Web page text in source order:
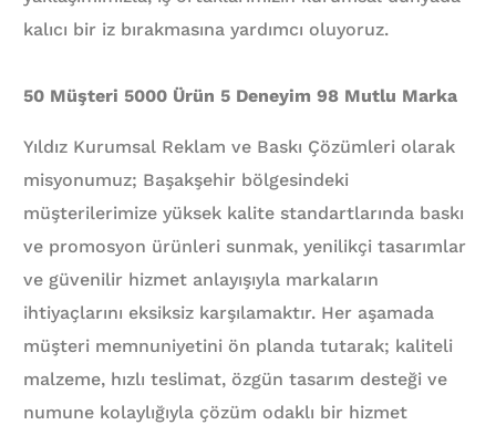
kalıcı bir iz bırakmasına yardımcı oluyoruz.
50 Müşteri 5000 Ürün 5 Deneyim 98 Mutlu Marka
Yıldız Kurumsal Reklam ve Baskı Çözümleri olarak
misyonumuz; Başakşehir bölgesindeki
müşterilerimize yüksek kalite standartlarında baskı
ve promosyon ürünleri sunmak, yenilikçi tasarımlar
ve güvenilir hizmet anlayışıyla markaların
ihtiyaçlarını eksiksiz karşılamaktır. Her aşamada
müşteri memnuniyetini ön planda tutarak; kaliteli
malzeme, hızlı teslimat, özgün tasarım desteği ve
numune kolaylığıyla çözüm odaklı bir hizmet